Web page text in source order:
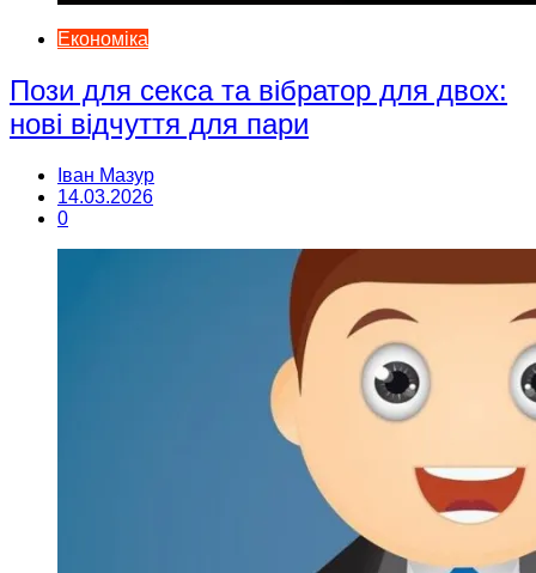
Економіка
Пози для секса та вібратор для двох:
нові відчуття для пари
Іван Мазур
14.03.2026
0